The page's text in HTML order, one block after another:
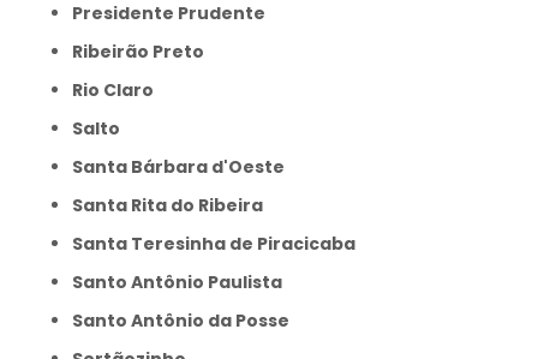
Presidente Prudente
Ribeirão Preto
Rio Claro
Salto
Santa Bárbara d'Oeste
Santa Rita do Ribeira
Santa Teresinha de Piracicaba
Santo Antônio Paulista
Santo Antônio da Posse